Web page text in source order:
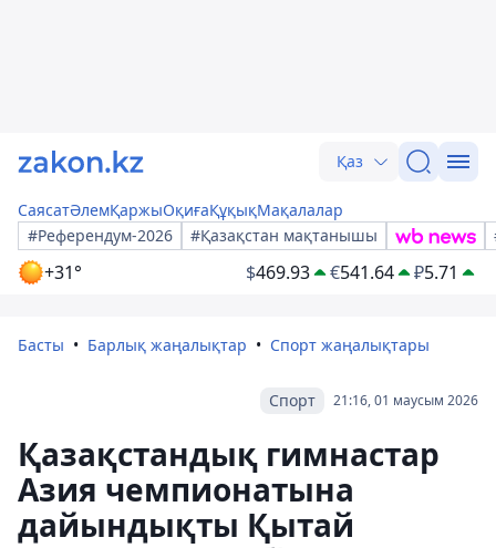
Қаз
СаясатӘлемҚаржыОқиғаҚұқықМақалалар
#Референдум-2026
#Қазақстан мақтанышы
+31° $469.93 €541.64 ₽5.71
Басты Барлық жаңалықтар Спорт жаңалықтары
21:16, 01 маусым 2026
Спорт
Қазақстандық гимнастар
Азия чемпионатына
дайындықты Қытай